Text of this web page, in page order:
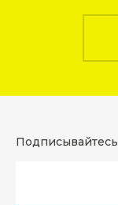
Подписывайтесь